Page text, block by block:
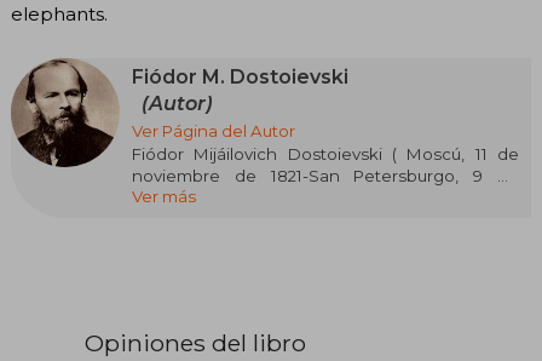
elephants.
Fiódor M. Dostoievski
(Autor)
Ver Página del Autor
Fiódor Mijáilovich Dostoievski ( Moscú, 11 de
noviembre de 1821-San Petersburgo, 9 de
febrero de 1881) fue uno de los principales
escritores de Occidente y de la literatura
Ver más
Opiniones del libro